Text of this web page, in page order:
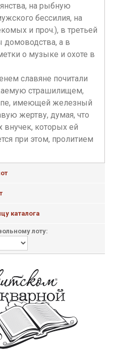
на рыбную
бессилия, на
и проч.), в третьей
домоводства, а в
о музыке и охоте в
славяне почитали
страшилищем,
имеющей железный
жертву, думая, что
внучек, которых ей
при этом, пролитием
каталога
лоту: